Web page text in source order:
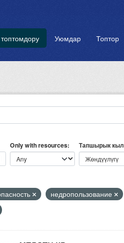
Уюмдар Топтор
Only with resources Тапшырык кыл
недропользование